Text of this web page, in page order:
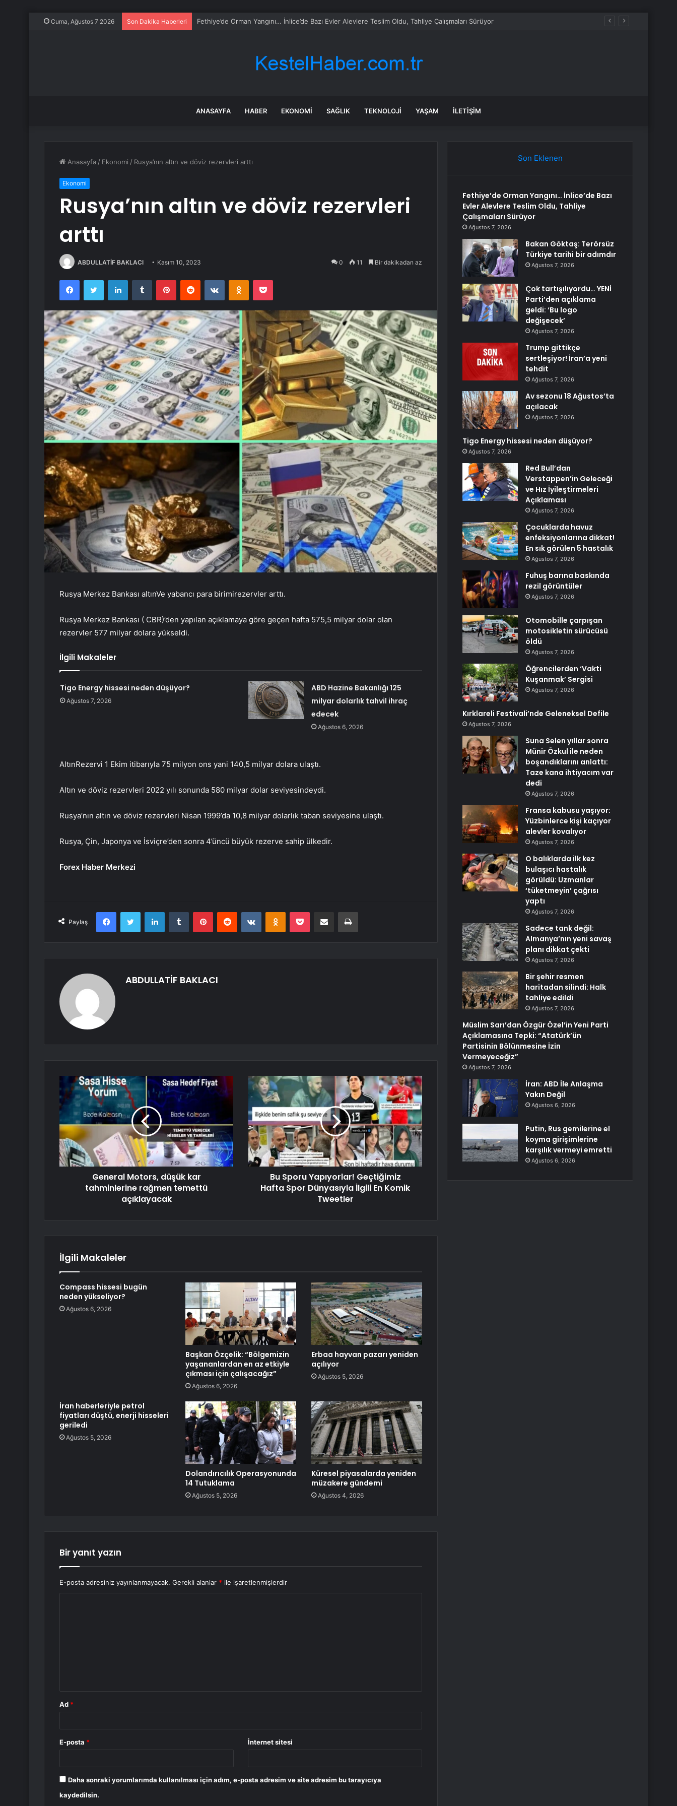
Cuma, Ağustos 7 2026 Son Dakika Haberleri Bakan Göktaş: Terörsüz Türkiye tarihi bir adımdır
ANASAYFA HABER EKONOMI SAĞLIK TEKNOLOJI YAŞAM İLETIŞIM
Anasayfa / Ekonomi / Rusya’nın altın ve döviz rezervleri arttı
Ekonomi
Rusya’nın altın ve döviz rezervleri
arttı
ABDULLATİF BAKLACI Kasım 10, 2023 0 11 Bir dakikadan az
FacebookTwitter LinkedInTumblr PinterestReddit VKontakteOdnoklassniki
Pocket
Rusya Merkez Bankası altınVe yabancı para birimirezervler arttı.
Rusya Merkez Bankası ( CBR)’den yapılan açıklamaya göre geçen hafta 575,5 milyar dolar olan
rezervler 577 milyar dolara yükseldi.
İlgili Makaleler
Tigo Energy hissesi neden düşüyor?
Ağustos 7, 2026
ABD Hazine Bakanlığı 125
milyar dolarlık tahvil ihraç
edecek
Ağustos 6, 2026
AltınRezervi 1 Ekim itibarıyla 75 milyon ons yani 140,5 milyar dolara ulaştı.
Altın ve döviz rezervleri 2022 yılı sonunda 580 milyar dolar seviyesindeydi.
Rusya’nın altın ve döviz rezervleri Nisan 1999’da 10,8 milyar dolarlık taban seviyesine ulaştı.
Rusya, Çin, Japonya ve İsviçre’den sonra 4’üncü büyük rezerve sahip ülkedir.
Forex Haber Merkezi
Paylaş
FacebookTwitter LinkedInTumblr PinterestReddit VKontakteOdnoklassniki
Pocket E-Posta ile paylaş Yazdır
ABDULLATİF BAKLACI
General Motors, düşük kar
tahminlerine rağmen temettü
açıklayacak
Bu Sporu Yapıyorlar! Geçtiğimiz
Hafta Spor Dünyasıyla İlgili En Komik
Tweetler
İlgili Makaleler
Compass hissesi bugün
neden yükseliyor?
Ağustos 6, 2026
Başkan Özçelik: “Bölgemizin
yaşananlardan en az etkiyle
çıkması için çalışacağız”
Ağustos 6, 2026
Erbaa hayvan pazarı yeniden
açılıyor
Ağustos 5, 2026
İran haberleriyle petrol
fiyatları düştü, enerji hisseleri
geriledi
Ağustos 5, 2026
Dolandırıcılık Operasyonunda
14 Tutuklama
Ağustos 5, 2026
Küresel piyasalarda yeniden
müzakere gündemi
Ağustos 4, 2026
Bir yanıt yazın
E-posta adresiniz yayınlanmayacak. Gerekli alanlar * ile işaretlenmişlerdir
Ad *
E-posta * İnternet sitesi
Daha sonraki yorumlarımda kullanılması için adım, e-posta adresim ve site adresim bu tarayıcıya
kaydedilsin.
Son Eklenen
Fethiye’de Orman Yangını… İnlice’de Bazı
Evler Alevlere Teslim Oldu, Tahliye
Çalışmaları Sürüyor
Ağustos 7, 2026
Bakan Göktaş: Terörsüz
Türkiye tarihi bir adımdır
Ağustos 7, 2026
Çok tartışılıyordu… YENİ
Parti’den açıklama
geldi: ‘Bu logo
değişecek’
Ağustos 7, 2026
Trump gittikçe
sertleşiyor! İran’a yeni
tehdit
Ağustos 7, 2026
Av sezonu 18 Ağustos’ta
açılacak
Ağustos 7, 2026
Tigo Energy hissesi neden düşüyor?
Ağustos 7, 2026
Red Bull’dan
Verstappen’in Geleceği
ve Hız İyileştirmeleri
Açıklaması
Ağustos 7, 2026
Çocuklarda havuz
enfeksiyonlarına dikkat!
En sık görülen 5 hastalık
Ağustos 7, 2026
Fuhuş barına baskında
rezil görüntüler
Ağustos 7, 2026
Otomobille çarpışan
motosikletin sürücüsü
öldü
Ağustos 7, 2026
Öğrencilerden ‘Vakti
Kuşanmak’ Sergisi
Ağustos 7, 2026
Kırklareli Festivali’nde Geleneksel Defile
Ağustos 7, 2026
Suna Selen yıllar sonra
Münir Özkul ile neden
boşandıklarını anlattı:
Taze kana ihtiyacım var
dedi
Ağustos 7, 2026
Fransa kabusu yaşıyor:
Yüzbinlerce kişi kaçıyor
alevler kovalıyor
Ağustos 7, 2026
O balıklarda ilk kez
bulaşıcı hastalık
görüldü: Uzmanlar
‘tüketmeyin’ çağrısı
yaptı
Ağustos 7, 2026
Sadece tank değil:
Almanya’nın yeni savaş
planı dikkat çekti
Ağustos 7, 2026
Bir şehir resmen
haritadan silindi: Halk
tahliye edildi
Ağustos 7, 2026
Müslim Sarı’dan Özgür Özel’in Yeni Parti
Açıklamasına Tepki: “Atatürk’ün
Partisinin Bölünmesine İzin
Vermeyeceğiz”
Ağustos 7, 2026
İran: ABD İle Anlaşma
Yakın Değil
Ağustos 6, 2026
Putin, Rus gemilerine el
koyma girişimlerine
karşılık vermeyi emretti
Ağustos 6, 2026